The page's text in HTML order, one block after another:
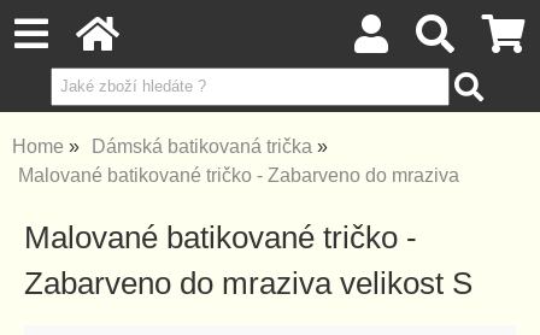
Home
Dámská batikovaná trička
Malované batikované tričko - Zabarveno do mraziva
Malované batikované tričko -
Zabarveno do mraziva velikost S